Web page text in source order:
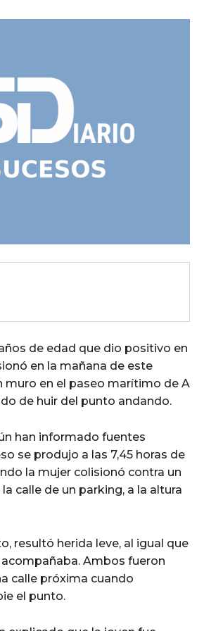
de edad que dio positivo en
en la mañana de este
muro en el paseo marítimo de A
de huir del punto andando.
han informado fuentes
se produjo a las 7,45 horas de
la mujer colisionó contra un
calle de un parking, a la altura
resultó herida leve, al igual que
Ambos fueron
calle próxima cuando
el punto.